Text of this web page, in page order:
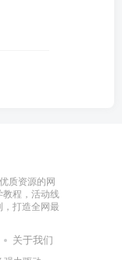
质资源的网
教程，活动线
打造全网最
关于我们